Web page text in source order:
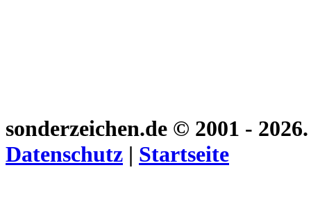
sonderzeichen.de © 2001 -
Datenschutz | Startseite